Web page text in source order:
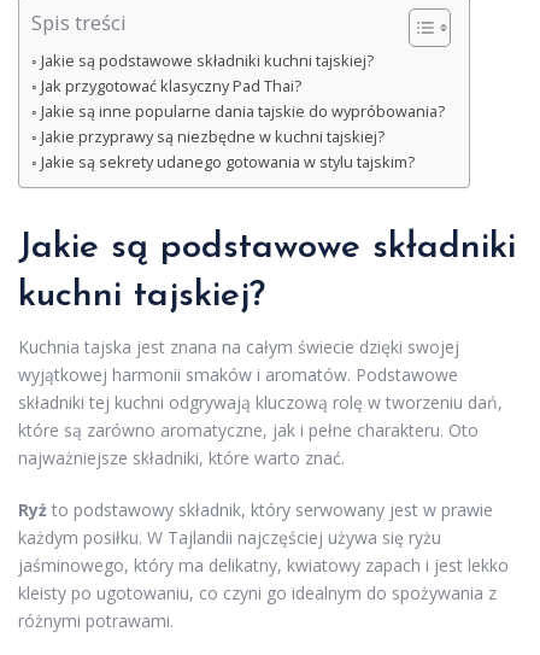
Spis treści
Jakie są podstawowe składniki kuchni tajskiej?
Jak przygotować klasyczny Pad Thai?
Jakie są inne popularne dania tajskie do wypróbowania?
Jakie przyprawy są niezbędne w kuchni tajskiej?
Jakie są sekrety udanego gotowania w stylu tajskim?
Jakie są podstawowe składniki
kuchni tajskiej?
Kuchnia tajska jest znana na całym świecie dzięki swojej
wyjątkowej harmonii smaków i aromatów. Podstawowe
składniki tej kuchni odgrywają kluczową rolę w tworzeniu dań,
które są zarówno aromatyczne, jak i pełne charakteru. Oto
najważniejsze składniki, które warto znać.
Ryż to podstawowy składnik, który serwowany jest w prawie
każdym posiłku. W Tajlandii najczęściej używa się ryżu
jaśminowego, który ma delikatny, kwiatowy zapach i jest lekko
kleisty po ugotowaniu, co czyni go idealnym do spożywania z
różnymi potrawami.